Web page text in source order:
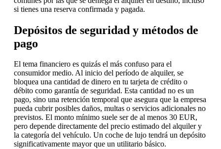
si tienes una reserva confirmada y pagada.
Depósitos de seguridad y métodos de
pago
El tema financiero es quizás el más confuso para el
consumidor medio. Al inicio del período de alquiler, se
bloquea una cantidad de dinero en tu tarjeta de crédito o
débito como garantía de seguridad. Esta cantidad no es un
pago, sino una retención temporal que asegura que la empresa
pueda cubrir posibles daños, multas o servicios adicionales no
previstos. El monto mínimo suele ser de al menos 30 EUR,
pero depende directamente del precio estimado del alquiler y
la categoría del vehículo. Un coche de lujo tendrá un depósito
significativamente mayor que un utilitario básico.